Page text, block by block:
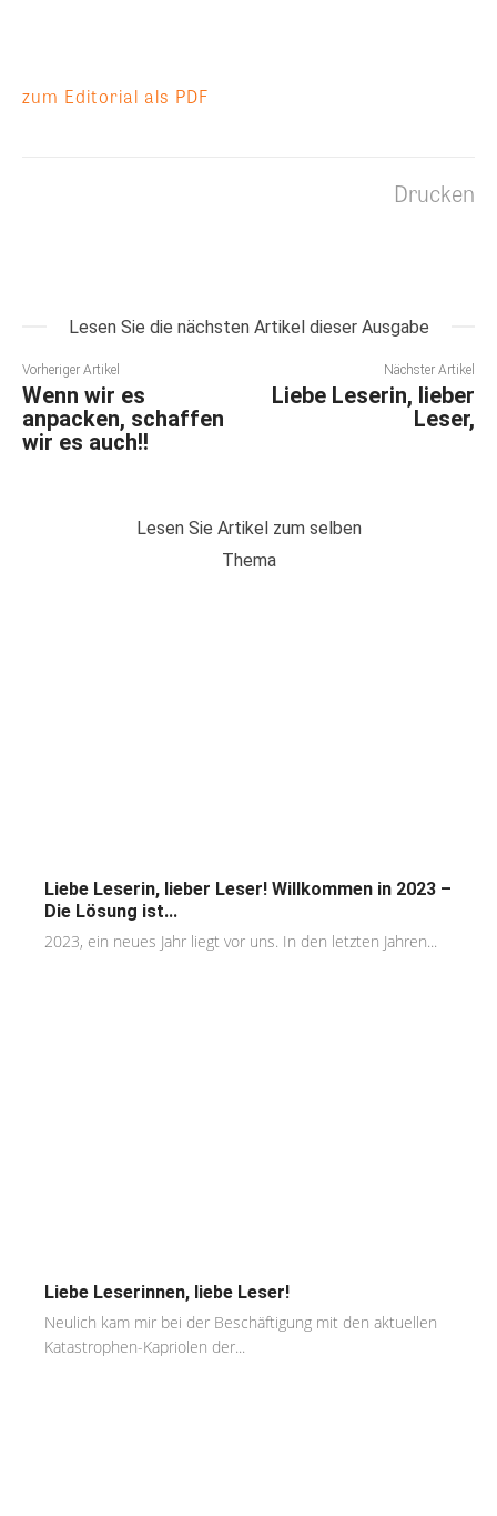
zum Editorial als PDF
Drucken
Lesen Sie die nächsten Artikel dieser Ausgabe
Vorheriger Artikel
Wenn wir es
anpacken, schaffen
wir es auch!!
Nächster Artikel
Liebe Leserin, lieber
Leser,
Lesen Sie Artikel zum selben
Thema
Liebe Leserin, lieber Leser! Willkommen in 2023 –
Die Lösung ist...
2023, ein neues Jahr liegt vor uns. In den letzten Jahren...
Liebe Leserinnen, liebe Leser!
Neulich kam mir bei der Beschäftigung mit den aktuellen
Katastrophen-Kapriolen der...